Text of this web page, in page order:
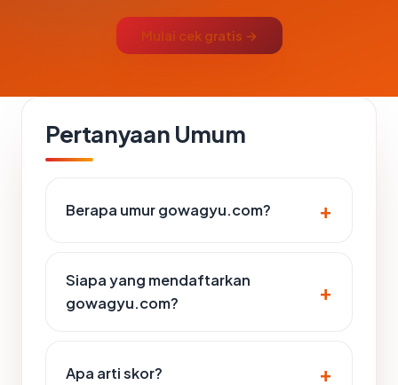
Mulai cek gratis →
Pertanyaan Umum
Berapa umur gowagyu.com?
Siapa yang mendaftarkan
gowagyu.com?
Apa arti skor?